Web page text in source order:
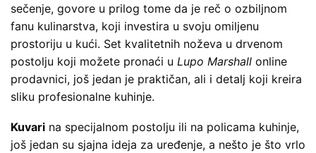
sečenje, govore u prilog tome da je reč o ozbiljnom
fanu kulinarstva, koji investira u svoju omiljenu
prostoriju u kući. Set kvalitetnih noževa u drvenom
postolju koji možete pronaći u Lupo Marshall online
prodavnici, još jedan je praktičan, ali i detalj koji kreira
sliku profesionalne kuhinje.
Kuvari na specijalnom postolju ili na policama kuhinje,
još jedan su sjajna ideja za uređenje, a nešto je što vrlo